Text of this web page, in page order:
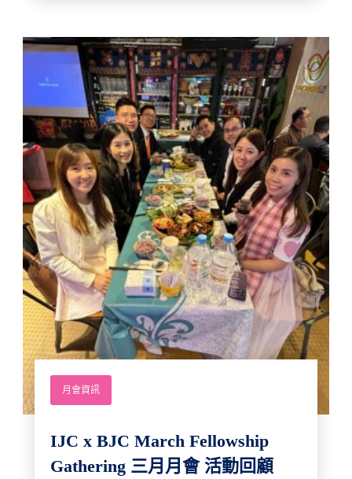
月會資訊
IJC x BJC March Fellowship
Gathering 三月月會 活動回顧